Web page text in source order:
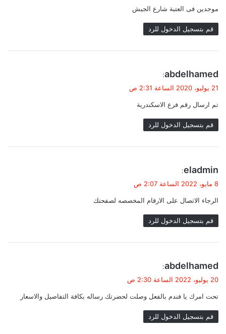
ل
موجدين فى العتبة شارع الجيش
قم بتسجيل الدخول للرد
ي
ل
abdelhamed‬‏
:
21 يوليو، 2020 الساعة 2:31 ص
تم ارسال رقم فرع الاسكندرية
قم بتسجيل الدخول للرد
ي
ل
eladmin
:
8 مايو، 2022 الساعة 2:07 ص
الرجاء الاتصال على الارقام المخصصه لصفحتك
قم بتسجيل الدخول للرد
ي
ل
abdelhamed‬‏
:
20 يوليو، 2022 الساعة 2:30 ص
تحت امرك يا فندم بالفعل وصلت لحضرتك رساله بكافة التفاصيل والاسعار
قم بتسجيل الدخول للرد